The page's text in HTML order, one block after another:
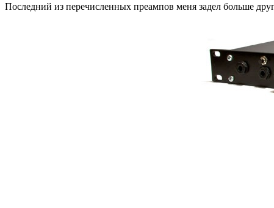
Последний из перечисленных преампов меня задел больше